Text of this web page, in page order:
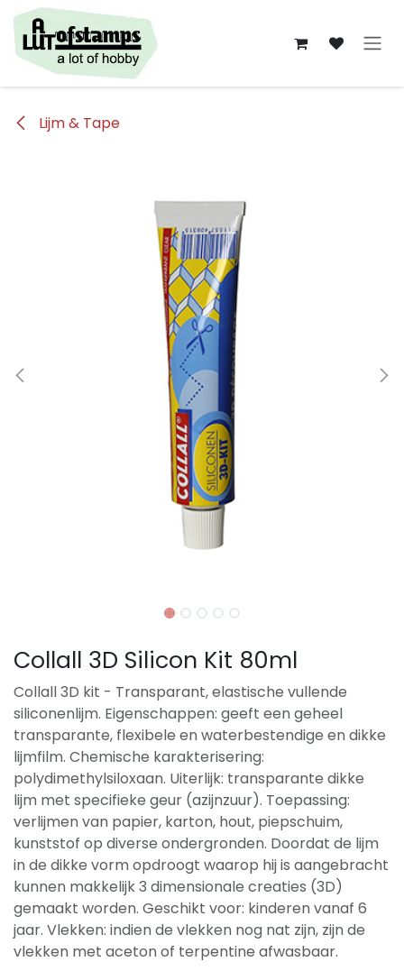
Overslaan naar inhoud
Lijm & Tape
Collall 3D Silicon Kit 80ml
Collall 3D kit - Transparant, elastische vullende
siliconenlijm. Eigenschappen: geeft een geheel
transparante, flexibele en waterbestendige en dikke
lijmfilm. Chemische karakterisering:
polydimethylsiloxaan. Uiterlijk: transparante dikke
lijm met specifieke geur (azijnzuur). Toepassing:
verlijmen van papier, karton, hout, piepschuim,
kunststof op diverse ondergronden. Doordat de lijm
in de dikke vorm opdroogt waarop hij is aangebracht
kunnen makkelijk 3 dimensionale creaties (3D)
gemaakt worden. Geschikt voor: kinderen vanaf 6
jaar. Vlekken: indien de vlekken nog nat zijn, zijn de
vlekken met aceton of terpentine afwasbaar.